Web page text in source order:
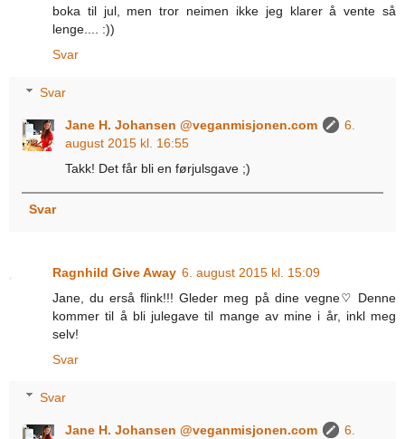
boka til jul, men tror neimen ikke jeg klarer å vente så
lenge.... :))
Svar
Svar
Jane H. Johansen @veganmisjonen.com
6.
august 2015 kl. 16:55
Takk! Det får bli en førjulsgave ;)
Svar
Ragnhild Give Away 6. august 2015 kl. 15:09
Jane, du erså flink!!! Gleder meg på dine vegne♡ Denne
kommer til å bli julegave til mange av mine i år, inkl meg
selv!
Svar
Svar
Jane H. Johansen @veganmisjonen.com
6.